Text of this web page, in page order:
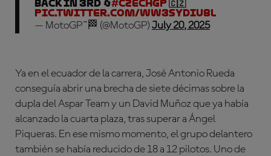
back in 3rd 🔄#CzechGP 🇨🇿
pic.twitter.com/WW3SYDiu8l
— MotoGP™🏁 (@MotoGP) July 20, 2025
Ya en el ecuador de la carrera, José Antonio Rueda
conseguía abrir una brecha de siete décimas sobre la
dupla del Aspar Team y un David Muñoz que ya había
alcanzado la cuarta plaza, tras superar a Ángel
Piqueras. En ese mismo momento, el grupo delantero
también se había reducido de 18 a 12 pilotos. Uno de